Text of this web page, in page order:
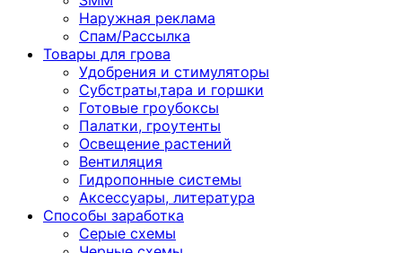
Наружная реклама
Спам/Рассылка
Товары для грова
Удобрения и стимуляторы
Субстраты,тара и горшки
Готовые гроубоксы
Палатки, гроутенты
Освещение растений
Вентиляция
Гидропонные системы
Аксессуары, литература
Способы заработка
Серые схемы